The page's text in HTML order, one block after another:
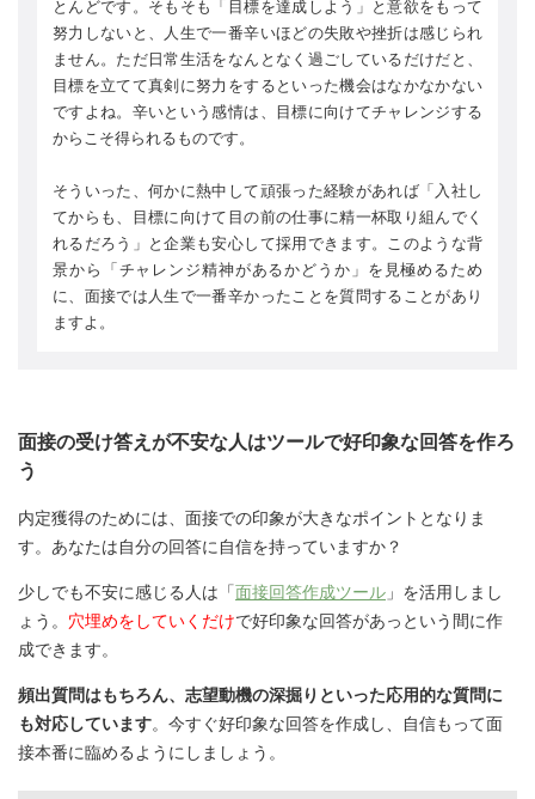
とんどです。そもそも「目標を達成しよう」と意欲をもって
努力しないと、人生で一番辛いほどの失敗や挫折は感じられ
ません。ただ日常生活をなんとなく過ごしているだけだと、
目標を立てて真剣に努力をするといった機会はなかなかない
ですよね。辛いという感情は、目標に向けてチャレンジする
からこそ得られるものです。
そういった、何かに熱中して頑張った経験があれば「入社し
てからも、目標に向けて目の前の仕事に精一杯取り組んでく
れるだろう」と企業も安心して採用できます。このような背
景から「チャレンジ精神があるかどうか」を見極めるため
に、面接では人生で一番辛かったことを質問することがあり
ますよ。
面接の受け答えが不安な人はツールで好印象な回答を作ろ
う
内定獲得のためには、面接での印象が大きなポイントとなりま
す。あなたは自分の回答に自信を持っていますか？
少しでも不安に感じる人は「面接回答作成ツール 」を活用しまし
ょう。 穴埋めをしていくだけで好印象な回答があっという間に作
成できます。
頻出質問はもちろん、志望動機の深掘りといった応用的な質問に
も対応しています。今すぐ好印象な回答を作成し、自信もって面
接本番に臨めるようにしましょう。